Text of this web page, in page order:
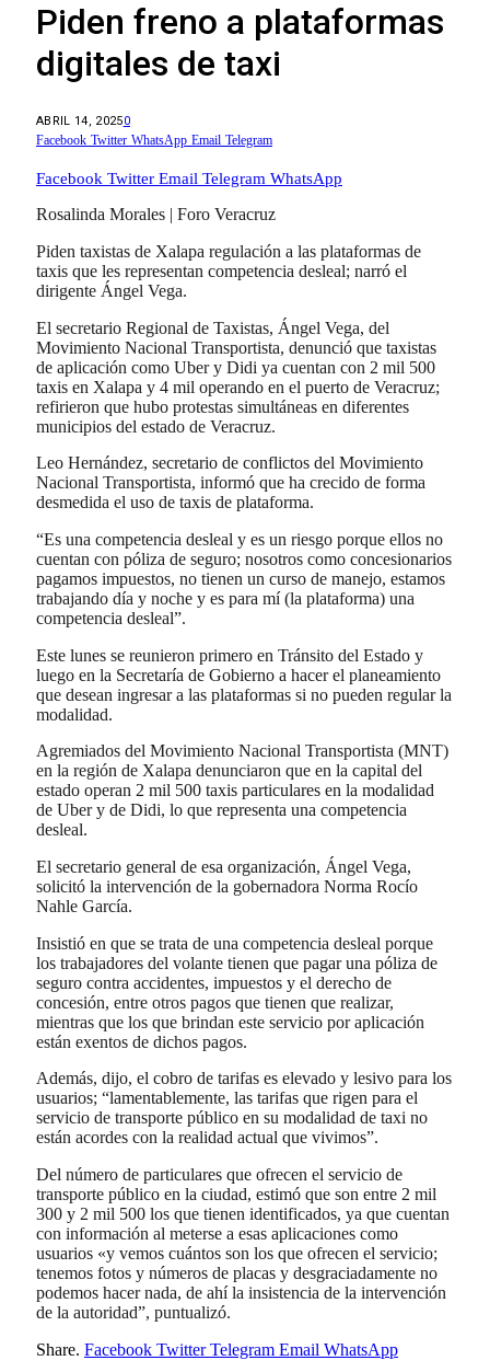
Piden freno a plataformas
digitales de taxi
ABRIL 14, 20250
Facebook Twitter WhatsApp Email Telegram
Facebook Twitter Email Telegram WhatsApp
Rosalinda Morales | Foro Veracruz
Piden taxistas de Xalapa regulación a las plataformas de
taxis que les representan competencia desleal; narró el
dirigente Ángel Vega.
El secretario Regional de Taxistas, Ángel Vega, del
Movimiento Nacional Transportista, denunció que taxistas
de aplicación como Uber y Didi ya cuentan con 2 mil 500
taxis en Xalapa y 4 mil operando en el puerto de Veracruz;
refirieron que hubo protestas simultáneas en diferentes
municipios del estado de Veracruz.
Leo Hernández, secretario de conflictos del Movimiento
Nacional Transportista, informó que ha crecido de forma
desmedida el uso de taxis de plataforma.
“Es una competencia desleal y es un riesgo porque ellos no
cuentan con póliza de seguro; nosotros como concesionarios
pagamos impuestos, no tienen un curso de manejo, estamos
trabajando día y noche y es para mí (la plataforma) una
competencia desleal”.
Este lunes se reunieron primero en Tránsito del Estado y
luego en la Secretaría de Gobierno a hacer el planeamiento
que desean ingresar a las plataformas si no pueden regular la
modalidad.
Agremiados del Movimiento Nacional Transportista (MNT)
en la región de Xalapa denunciaron que en la capital del
estado operan 2 mil 500 taxis particulares en la modalidad
de Uber y de Didi, lo que representa una competencia
desleal.
El secretario general de esa organización, Ángel Vega,
solicitó la intervención de la gobernadora Norma Rocío
Nahle García.
Insistió en que se trata de una competencia desleal porque
los trabajadores del volante tienen que pagar una póliza de
seguro contra accidentes, impuestos y el derecho de
concesión, entre otros pagos que tienen que realizar,
mientras que los que brindan este servicio por aplicación
están exentos de dichos pagos.
Además, dijo, el cobro de tarifas es elevado y lesivo para los
usuarios; “lamentablemente, las tarifas que rigen para el
servicio de transporte público en su modalidad de taxi no
están acordes con la realidad actual que vivimos”.
Del número de particulares que ofrecen el servicio de
transporte público en la ciudad, estimó que son entre 2 mil
300 y 2 mil 500 los que tienen identificados, ya que cuentan
con información al meterse a esas aplicaciones como
usuarios «y vemos cuántos son los que ofrecen el servicio;
tenemos fotos y números de placas y desgraciadamente no
podemos hacer nada, de ahí la insistencia de la intervención
de la autoridad”, puntualizó.
Share. Facebook Twitter Telegram Email WhatsApp